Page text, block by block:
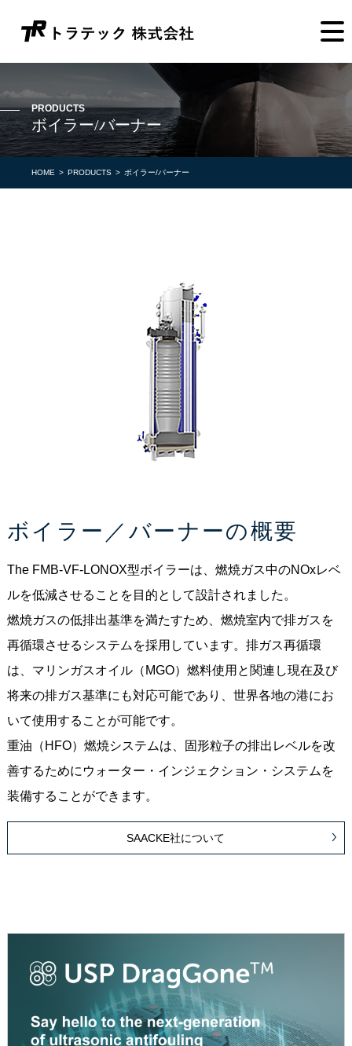
PRODUCTS
ボイラー/バーナー
HOME PRODUCTS ボイラー/バーナー
ボイラー／バーナーの概要
The FMB-VF-LONOX型ボイラーは、燃焼ガス中のNOxレベ
ルを低減させることを目的として設計されました。
燃焼ガスの低排出基準を満たすため、燃焼室内で排ガスを
再循環させるシステムを採用しています。排ガス再循環
は、マリンガスオイル（MGO）燃料使用と関連し現在及び
将来の排ガス基準にも対応可能であり、世界各地の港にお
いて使用することが可能です。
重油（HFO）燃焼システムは、固形粒子の排出レベルを改
善するためにウォーター・インジェクション・システムを
装備することができます。
SAACKE社について